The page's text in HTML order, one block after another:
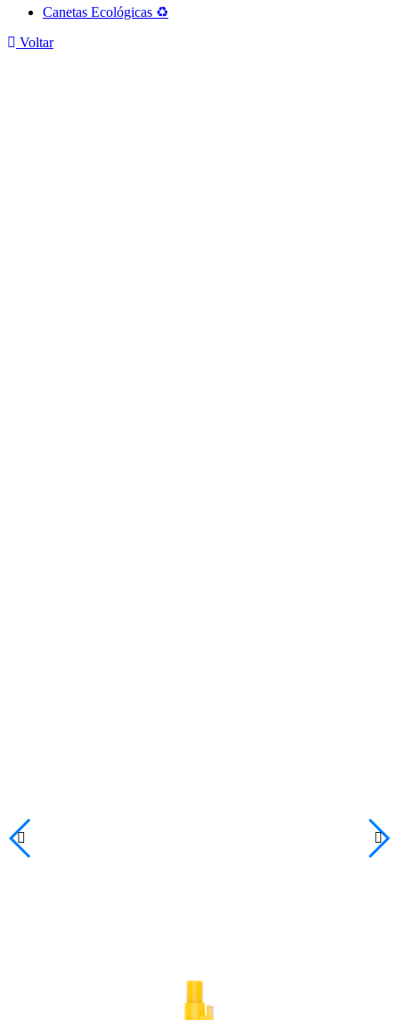
Canetas Ecológicas ♻️
Voltar